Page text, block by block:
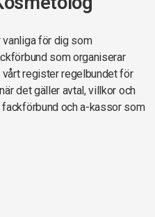
vanliga för dig som
som organiserar
register regelbundet för
det gäller avtal, villkor och
och a-kassor som